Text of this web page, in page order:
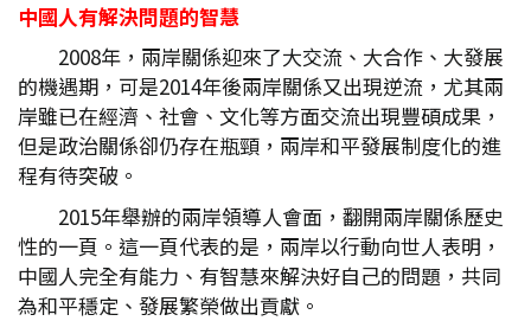
中國人有解決問題的智慧
2008年，兩岸關係迎來了大交流、大合作、大發展
的機遇期，可是2014年後兩岸關係又出現逆流，尤其兩
岸雖已在經濟、社會、文化等方面交流出現豐碩成果，
但是政治關係卻仍存在瓶頸，兩岸和平發展制度化的進
程有待突破。
2015年舉辦的兩岸領導人會面，翻開兩岸關係歷史
性的一頁。這一頁代表的是，兩岸以行動向世人表明，
中國人完全有能力、有智慧來解決好自己的問題，共同
為和平穩定、發展繁榮做出貢獻。